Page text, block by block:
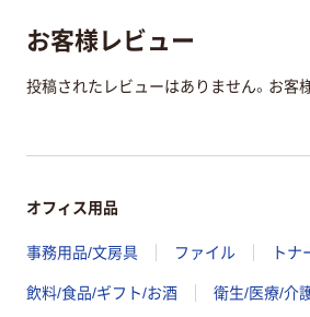
お客様レビュー
投稿されたレビューはありません。お客
オフィス用品
事務用品/文房具 ファイル ト
飲料/食品/ギフト/お酒 衛生/医療/介